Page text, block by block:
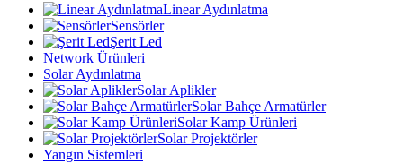
Linear Aydınlatma
Sensörler
Şerit Led
Network Ürünleri
Solar Aydınlatma
Solar Aplikler
Solar Bahçe Armatürler
Solar Kamp Ürünleri
Solar Projektörler
Yangın Sistemleri